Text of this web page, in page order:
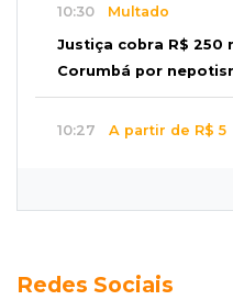
10:30 Multado
Justiça cobra R$
Corumbá por
10:27 A partir de R$ 5
Operação mira
Redes Sociais